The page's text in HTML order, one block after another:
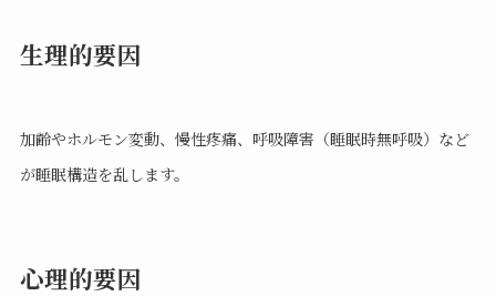
生理的要因
加齢やホルモン変動、慢性疼痛、呼吸障害（睡眠時無呼吸）など
が睡眠構造を乱します。
心理的要因